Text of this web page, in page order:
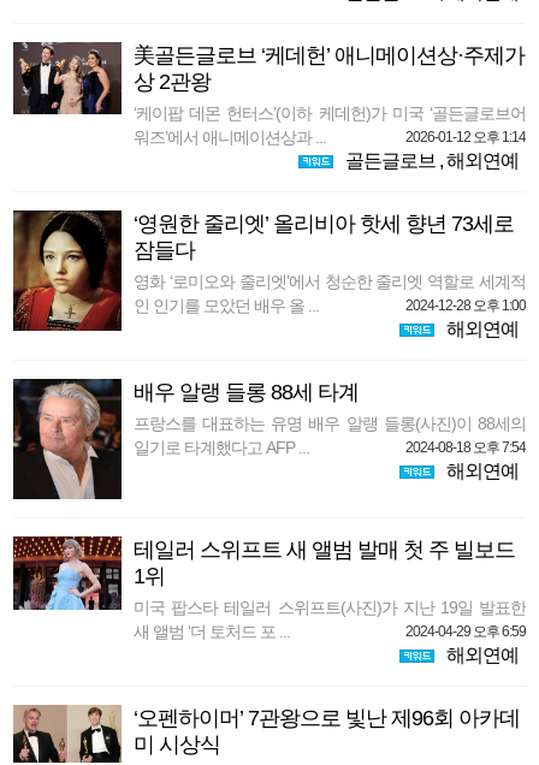
美골든글로브 ‘케데헌’ 애니메이션상·주제가
상 2관왕
‘케이팝 데몬 헌터스’(이하 케데헌)가 미국 ‘골든글로브어
워즈’에서 애니메이션상과 ...
2026-01-12 오후 1:14
골든글로브 ,해외연예
‘영원한 줄리엣’ 올리비아 핫세 향년 73세로
잠들다
영화 ‘로미오와 줄리엣’에서 청순한 줄리엣 역할로 세계적
인 인기를 모았던 배우 올 ...
2024-12-28 오후 1:00
해외연예
배우 알랭 들롱 88세 타계
프랑스를 대표하는 유명 배우 알랭 들롱(사진)이 88세의
일기로 타계했다고 AFP ...
2024-08-18 오후 7:54
해외연예
테일러 스위프트 새 앨범 발매 첫 주 빌보드
1위
미국 팝스타 테일러 스위프트(사진)가 지난 19일 발표한
새 앨범 ‘더 토처드 포 ...
2024-04-29 오후 6:59
해외연예
‘오펜하이머’ 7관왕으로 빛난 제96회 아카데
미 시상식